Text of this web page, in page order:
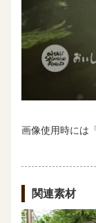
画像使用時には
関連素材